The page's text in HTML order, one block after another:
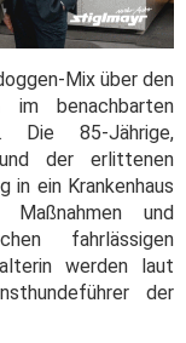
Mix über den
im benachbarten
Die 85-Jährige,
der erlittenen
in ein Krankenhaus
und
fahrlässigen
werden laut
der